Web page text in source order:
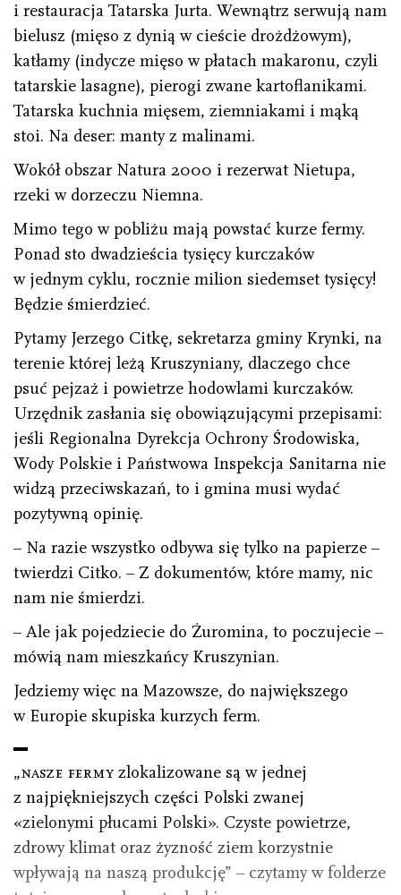
i restauracja Tatarska Jurta. Wewnątrz serwują nam
bielusz (mięso z dynią w cieście drożdżowym),
katłamy (indycze mięso w płatach makaronu, czyli
tatarskie lasagne), pierogi zwane kartoflanikami.
Tatarska kuchnia mięsem, ziemniakami i mąką
stoi. Na deser: manty z malinami.
Wokół obszar Natura 2000 i rezerwat Nietupa,
rzeki w dorzeczu Niemna.
Mimo tego w pobliżu mają powstać kurze fermy.
Ponad sto dwadzieścia tysięcy kurczaków
w jednym cyklu, rocznie milion siedemset tysięcy!
Będzie śmierdzieć.
Pytamy Jerzego Citkę, sekretarza gminy Krynki, na
terenie której leżą Kruszyniany, dlaczego chce
psuć pejzaż i powietrze hodowlami kurczaków.
Urzędnik zasłania się obowiązującymi przepisami:
jeśli Regionalna Dyrekcja Ochrony Środowiska,
Wody Polskie i Państwowa Inspekcja Sanitarna nie
widzą przeciwskazań, to i gmina musi wydać
pozytywną opinię.
– Na razie wszystko odbywa się tylko na papierze –
twierdzi Citko. – Z dokumentów, które mamy, nic
nam nie śmierdzi.
– Ale jak pojedziecie do Żuromina, to poczujecie –
mówią nam mieszkańcy Kruszynian.
Jedziemy więc na Mazowsze, do największego
w Europie skupiska kurzych ferm.
„nasze fermy zlokalizowane są w jednej
z najpiękniejszych części Polski zwanej
«zielonymi płucami Polski». Czyste powietrze,
zdrowy klimat oraz żyzność ziem korzystnie
wpływają na naszą produkcję” – czytamy w folderze